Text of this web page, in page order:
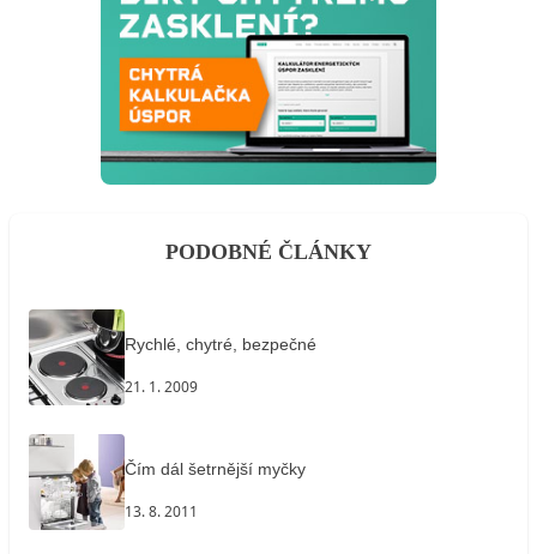
PODOBNÉ ČLÁNKY
Rychlé, chytré, bezpečné
21. 1. 2009
Čím dál šetrnější myčky
13. 8. 2011